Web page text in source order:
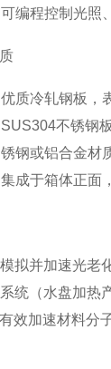
可编程控制光照
优质冷轧钢板，
SUS304不锈钢
锈钢或铝合金材
成于箱体正面
拟并加速光老
统（水盘加热
效加速材料分